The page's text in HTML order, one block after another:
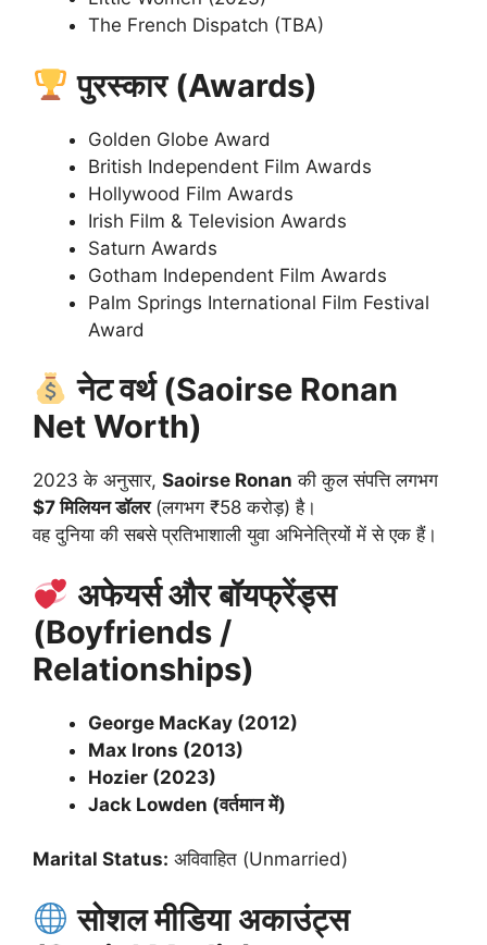
The French Dispatch (TBA)
पुरस्कार (Awards)
Golden Globe Award
British Independent Film Awards
Hollywood Film Awards
Irish Film & Television Awards
Saturn Awards
Gotham Independent Film Awards
Palm Springs International Film Festival
Award
नेट वर्थ (Saoirse Ronan
Net Worth)
2023 के अनुसार, Saoirse Ronan की कुल संपत्ति लगभग
$7 मिलियन डॉलर(लगभग ₹58 करोड़) है।
वह दुनिया की सबसे प्रतिभाशाली युवा अभिनेत्रियों में से एक हैं।
अफेयर्स और बॉयफ्रेंड्स
(Boyfriends /
Relationships)
George MacKay (2012)
Max Irons (2013)
Hozier (2023)
Jack Lowden (वर्तमान में)
Marital Status: अविवाहित (Unmarried)
सोशल मीडिया अकाउंट्स